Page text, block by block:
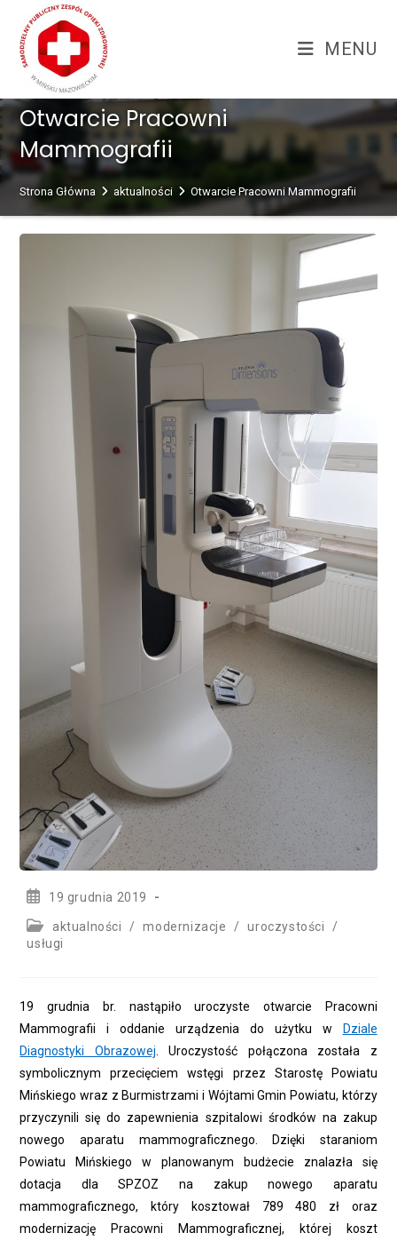
treści
content
MENU
Otwarcie Pracowni
Mammografii
Strona Główna aktualności Otwarcie Pracowni Mammografii
Post19 grudnia 2019
Post
category:
aktualności / modernizacje / uroczystości
/
usługi
19 grudnia br. nastąpiło uroczyste otwarcie Pracowni
Mammografii i oddanie urządzenia do użytku w
Dziale
Diagnostyki Obrazowej . Uroczystość połączona została z
symbolicznym przecięciem wstęgi przez Starostę Powiatu
Mińskiego wraz z Burmistrzami i Wójtami Gmin Powiatu, którzy
przyczynili się do zapewnienia szpitalowi środków na zakup
nowego aparatu mammograficznego. Dzięki staraniom
Powiatu Mińskiego w planowanym budżecie znalazła się
dotacja dla SPZOZ na zakup nowego aparatu
mammograficznego, który kosztował 789 480 zł oraz
modernizację Pracowni Mammograficznej, której koszt